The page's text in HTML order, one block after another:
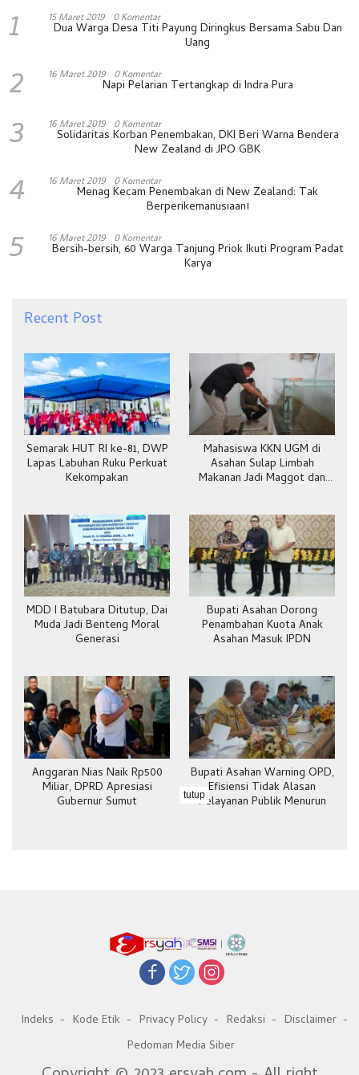
1 15 Maret 2019 0 Komentar
Dua Warga Desa Titi Payung Diringkus Bersama Sabu Dan
Uang
2 16 Maret 2019 0 Komentar
Napi Pelarian Tertangkap di Indra Pura
3 16 Maret 2019 0 Komentar
Solidaritas Korban Penembakan, DKI Beri Warna Bendera
New Zealand di JPO GBK
4 16 Maret 2019 0 Komentar
Menag Kecam Penembakan di New Zealand: Tak
Berperikemanusiaan!
5 16 Maret 2019 0 Komentar
Bersih-bersih, 60 Warga Tanjung Priok Ikuti Program Padat
Karya
Recent Post
Semarak HUT RI ke-81, DWP
Lapas Labuhan Ruku Perkuat
Kekompakan
Mahasiswa KKN UGM di
Asahan Sulap Limbah
Makanan Jadi Maggot dan
MDD I Batubara Ditutup, Dai
Muda Jadi Benteng Moral
Generasi
Bupati Asahan Dorong
Penambahan Kuota Anak
Asahan Masuk IPDN
Anggaran Nias Naik Rp500
Miliar, DPRD Apresiasi
Gubernur Sumut
Bupati Asahan Warning OPD,
Efisiensi Tidak Alasan
Pelayanan Publik Menurun
Indeks Kode Etik Privacy Policy Redaksi
Disclaimer
Pedoman Media Siber
tutup